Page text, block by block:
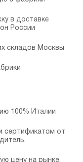
в доставке
России
складов Москвы
100% Италии
сертификатом от
цену на рынке.